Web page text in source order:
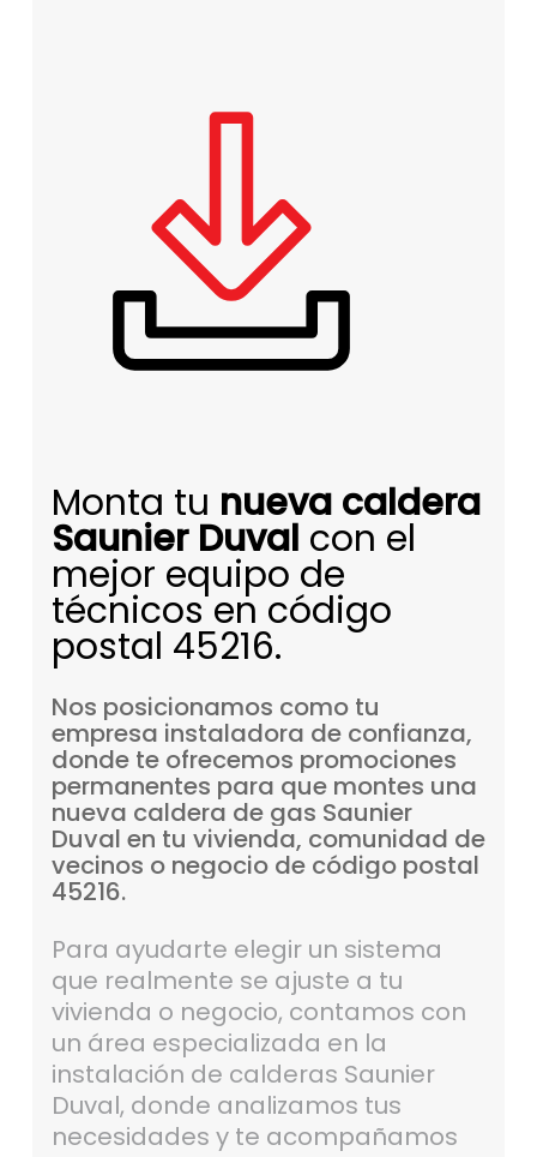
Monta tu nueva caldera
Saunier Duval con el
mejor equipo de
técnicos en código
postal 45216.
Nos posicionamos como tu
empresa instaladora de confianza,
donde te ofrecemos promociones
permanentes para que montes una
nueva caldera de gas Saunier
Duval en tu vivienda, comunidad de
vecinos o negocio de código postal
45216.
Para ayudarte elegir un sistema
que realmente se ajuste a tu
vivienda o negocio, contamos con
un área especializada en la
instalación de calderas Saunier
Duval, donde analizamos tus
necesidades y te acompañamos